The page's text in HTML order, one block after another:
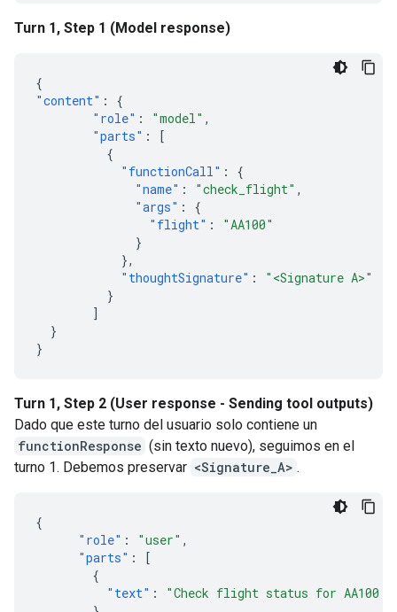
Turn 1, Step 1 (Model response)
{
"content" :
{
"role" : "model" ,
"parts" :
[
{
"functionCall" :
{
"name" : "check_flight" ,
"args" :
{
"flight" :
"AA100"
}
},
"thoughtSignature" :
"<Signature A>"
}
]
}
}
Turn 1, Step 2 (User response - Sending tool outputs)
Dado que este turno del usuario solo contiene un
functionResponse (sin texto nuevo), seguimos en el
turno 1. Debemos preservar <Signature_A> .
{
"role" : "user" ,
"parts" :
[
{
"text" :
"Check flight status for AA100